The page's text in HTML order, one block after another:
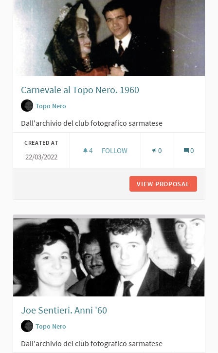
Carnevale al Topo Nero. 1960
Topo Nero
Dall'archivio del club fotografico sarmatese
CREATED AT
22/03/2022
4 4 FOLLOWERS
FOLLOW 0 0
VIEW PROPOSAL
Joe Sentieri. Anni '60
Topo Nero
Dall'archivio del club fotografico sarmatese